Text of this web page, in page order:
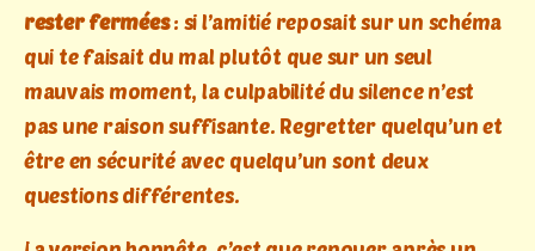
rester fermées: si l’amitié reposait sur un schéma
qui te faisait du mal plutôt que sur un seul
mauvais moment, la culpabilité du silence n’est
pas une raison suffisante. Regretter quelqu’un et
être en sécurité avec quelqu’un sont deux
questions différentes.